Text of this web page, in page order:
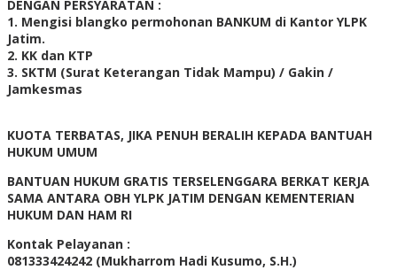
DENGAN PERSYARATAN :
1. Mengisi blangko permohonan BANKUM di Kantor YLPK
Jatim.
2. KK dan KTP
3. SKTM (Surat Keterangan Tidak Mampu) / Gakin /
Jamkesmas
KUOTA TERBATAS, JIKA PENUH BERALIH KEPADA BANTUAH
HUKUM UMUM
BANTUAN HUKUM GRATIS TERSELENGGARA BERKAT KERJA
SAMA ANTARA OBH YLPK JATIM DENGAN KEMENTERIAN
HUKUM DAN HAM RI
Kontak Pelayanan :
081333424242 (Mukharrom Hadi Kusumo, S.H.)